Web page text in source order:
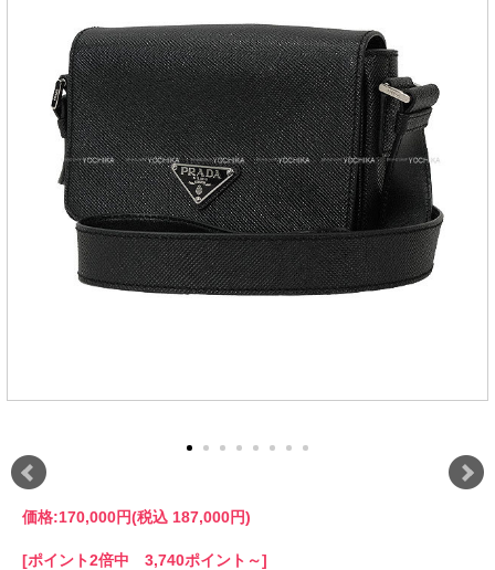
価格:170,000円(税込 187,000円)
[ポイント2倍中 3,740ポイント～]